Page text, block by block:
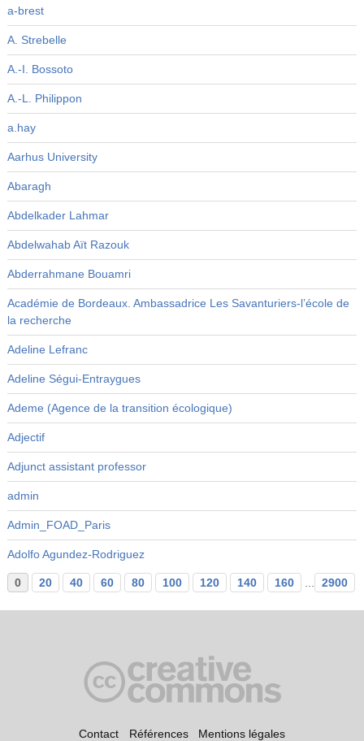
a-brest
A. Strebelle
A.-I. Bossoto
A.-L. Philippon
a.hay
Aarhus University
Abaragh
Abdelkader Lahmar
Abdelwahab Aït Razouk
Abderrahmane Bouamri
Académie de Bordeaux. Ambassadrice Les Savanturiers-l’école de
la recherche
Adeline Lefranc
Adeline Ségui-Entraygues
Ademe (Agence de la transition écologique)
Adjectif
Adjunct assistant professor
admin
Admin_FOAD_Paris
Adolfo Agundez-Rodriguez
0 20 40 60 80 100 120 140 160 ... 2900
Contact Références Mentions légales